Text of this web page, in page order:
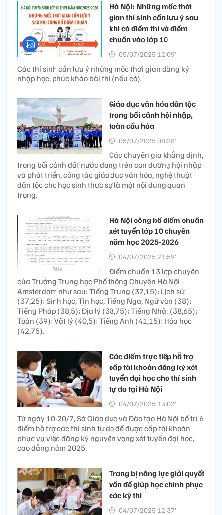
Hà Nội: Những mốc thời
gian thí sinh cần lưu ý sau
khi có điểm thi và điểm
chuẩn vào lớp 10
05/07/2025 12:09’
Các thí sinh cần lưu ý những mốc thời gian đăng ký
nhập học, phúc khảo bài thi (nếu có).
Giáo dục văn hóa dân tộc
trong bối cảnh hội nhập,
toàn cầu hóa
05/07/2025 08:28’
Các chuyên gia khẳng định,
trong bối cảnh đất nước đang trên con đường hội nhập
và phát triển, công tác giáo dục văn hóa, nghệ thuật
dân tộc cho học sinh thực sự là một nội dung quan
trọng.
Hà Nội công bố điểm chuẩn
xét tuyển lớp 10 chuyên
năm học 2025-2026
04/07/2025 21:59’
Điểm chuẩn 13 lớp chuyên
của Trường Trung học Phổ thông Chuyên Hà Nội -
Amsterdam như sau: Tiếng Trung (37,15); Lịch sử
(37,25); Sinh học, Tin học, Tiếng Nga, Ngữ văn (38);
Tiếng Pháp (38,5); Địa lý (38,75); Tiếng Nhật (38,65);
Toán (39); Vật lý (40,5); Tiếng Anh (41,15); Hóa học
(42,75).
Các điểm trực tiếp hỗ trợ
cấp tài khoản đăng ký xét
tuyển đại học cho thí sinh
tự do tại Hà Nội
04/07/2025 13:02’
Từ ngày 10-20/7, Sở Giáo dục và Đào tạo Hà Nội bố trí 6
điểm hỗ trợ các thí sinh tự do để được cấp tài khoản
phục vụ việc đăng ký nguyện vọng xét tuyển đại học,
cao đẳng năm 2025.
Trang bị năng lực giải quyết
vấn đề giúp học chinh phục
các kỳ thi
04/07/2025 12:37’